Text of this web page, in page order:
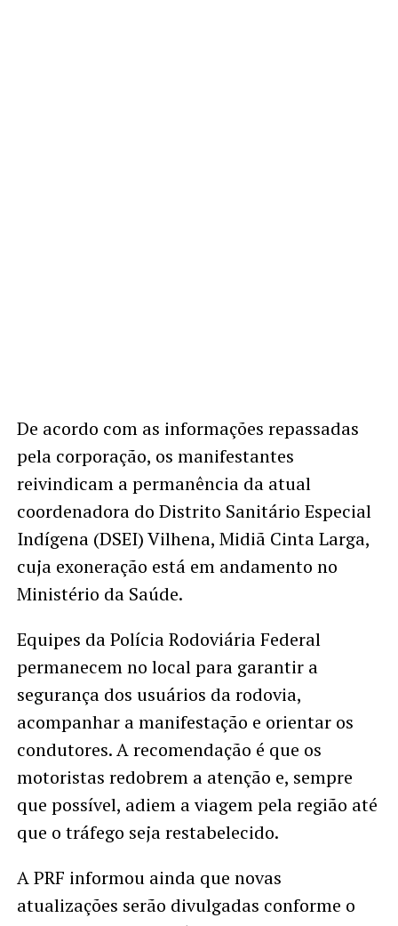
De acordo com as informações repassadas
pela corporação, os manifestantes
reivindicam a permanência da atual
coordenadora do Distrito Sanitário Especial
Indígena (DSEI) Vilhena, Midiã Cinta Larga,
cuja exoneração está em andamento no
Ministério da Saúde.
Equipes da Polícia Rodoviária Federal
permanecem no local para garantir a
segurança dos usuários da rodovia,
acompanhar a manifestação e orientar os
condutores. A recomendação é que os
motoristas redobrem a atenção e, sempre
que possível, adiem a viagem pela região até
que o tráfego seja restabelecido.
A PRF informou ainda que novas
atualizações serão divulgadas conforme o